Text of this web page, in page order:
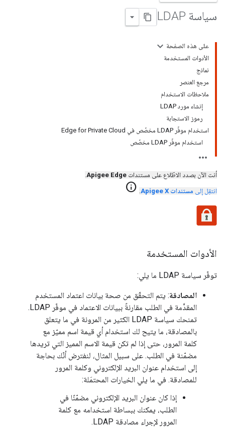
سياسة LDAP
على هذه الصفحة
الأدوات المستخدمة
نماذج
مرجع العنصر
ملاحظات الاستخدام
إنشاء مورد LDAP
رموز الاستجابة
استخدام موفّر LDAP مخصّص في Edge for Private Cloud
استخدام موفّر LDAP مخصّص
أنت الآن بصدد الاطّلاع على مستندات Apigee Edge
.
انتقِل إلى مستندات Apigee X .
info
الأدوات المستخدمة
توفّر سياسة LDAP ما يلي:
المصادقة: يتم التحقّق من صحة بيانات اعتماد المستخدم
المقدَّمة في الطلب مقارنةً ببيانات الاعتماد في موفّر LDAP.
تمنحك سياسة LDAP الكثير من المرونة في ما يتعلق
بالمصادقة، ما يتيح لك استخدام أي قيمة اسم مميّز مع
كلمة المرور، حتى إذا لم تكن قيمة الاسم المميز التي تريدها
مضمّنة في الطلب. على سبيل المثال، لنفترض أنّك بحاجة
إلى استخدام عنوان البريد الإلكتروني وكلمة المرور
للمصادقة. في ما يلي الخيارات المحتمَلة:
إذا كان عنوان البريد الإلكتروني مضمّنًا في
الطلب، يمكنك ببساطة استخدامه مع كلمة
المرور لإجراء مصادقة LDAP.